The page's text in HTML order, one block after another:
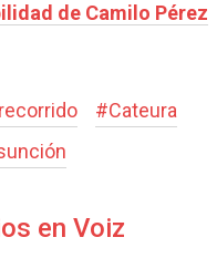
de Camilo Pérez
recorrido #Cateura
en Voiz